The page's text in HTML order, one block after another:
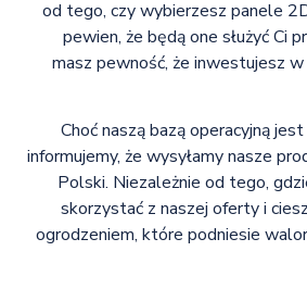
od tego, czy wybierzesz panele
pewien, że będą one służyć Ci
masz pewność, że inwestujesz
Choć naszą bazą operacyjną
informujemy, że wysyłamy nasze
Polski. Niezależnie od tego,
skorzystać z naszej oferty i
ogrodzeniem, które podniesie